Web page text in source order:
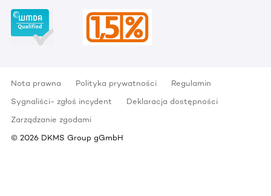
Nota prawna Polityka prywatności
Regulamin
Sygnaliści- zgłoś incydent
Deklaracja dostępności
Zarządzanie zgodami
© 2026 DKMS Group gGmbH